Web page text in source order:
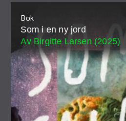
Bok
Som i en ny jord
Av Birgitte Larsen (2025)